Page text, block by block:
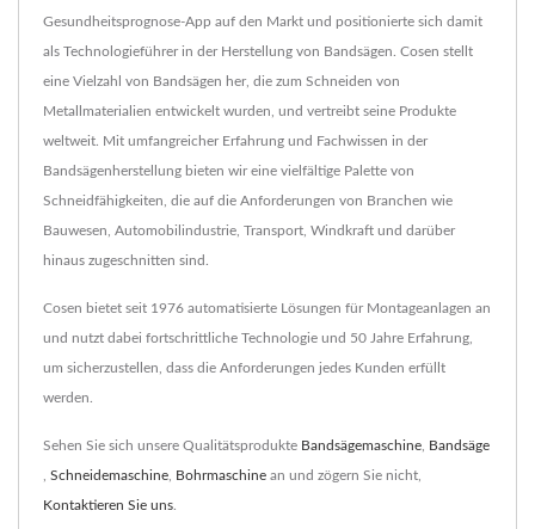
Gesundheitsprognose-App auf den Markt und positionierte sich damit
als Technologieführer in der Herstellung von Bandsägen. Cosen stellt
eine Vielzahl von Bandsägen her, die zum Schneiden von
Metallmaterialien entwickelt wurden, und vertreibt seine Produkte
weltweit. Mit umfangreicher Erfahrung und Fachwissen in der
Bandsägenherstellung bieten wir eine vielfältige Palette von
Schneidfähigkeiten, die auf die Anforderungen von Branchen wie
Bauwesen, Automobilindustrie, Transport, Windkraft und darüber
hinaus zugeschnitten sind.
Cosen bietet seit 1976 automatisierte Lösungen für Montageanlagen an
und nutzt dabei fortschrittliche Technologie und 50 Jahre Erfahrung,
um sicherzustellen, dass die Anforderungen jedes Kunden erfüllt
werden.
Sehen Sie sich unsere Qualitätsprodukte Bandsägemaschine Bandsäge
Schneidemaschine Bohrmaschine an und zögern Sie nicht,
Kontaktieren Sie uns